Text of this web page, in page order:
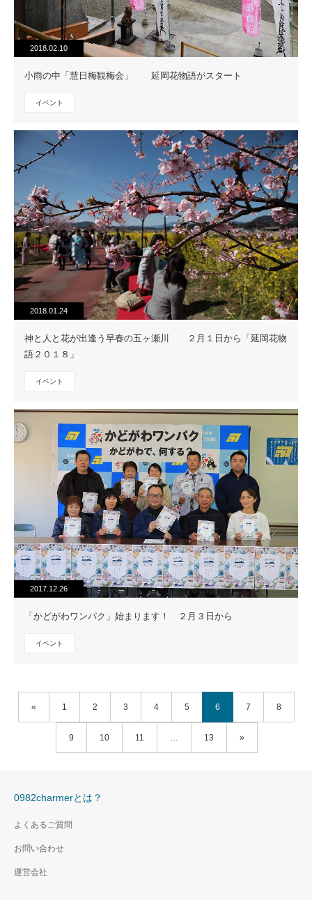
2018.02.10
小雨の中「慧日梅観梅会」 延岡花物語がスタート
イベント
2018.01.24
神と人と花が出逢う早春の五ヶ瀬川 ２月１日から「延岡花物
語２０１８」
イベント
2017.12.26
「かどがわワンパク」始まります！ ２月３日から
イベント
« 1 2 3 4 5 6 7 8
9 10 11 … 13 »
0982charmerとは？
よくあるご質問
お問い合わせ
運営会社